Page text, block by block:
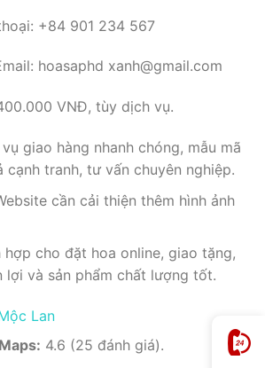
+84 901 234 567
hoasaphd xanh@gmail.com
VNĐ, tùy dịch vụ.
giao hàng nhanh chóng, mẫu mã
cạnh tranh, tư vấn chuyên nghiệp.
cần cải thiện thêm hình ảnh
hợp cho đặt hoa online, giao tặng,
lợi và sản phẩm chất lượng tốt.
Lan
4.6 (25 đánh giá).